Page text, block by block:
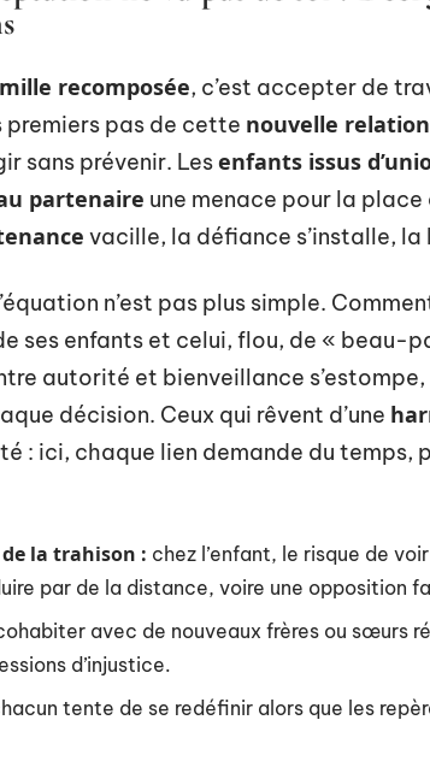
recomposée, c’est accepter de
premiers pas de cette nouvelle relation
sans prévenir. Lesenfants issus
partenaire une menace pour la place
vacille, la défiance s’installe, la
n’est pas plus simple.
ses enfants et celui, flou, de « beau-
autorité et bienveillance
décision. Ceux qui rêvent d’une
: ici, chaque lien demande du temps,
de la trahison : chez l’enfant, le risque de
par de la distance, voire une opposition
avec de nouveaux frères ou sœurs
d’injustice.
tente de se redéfinir alors que les